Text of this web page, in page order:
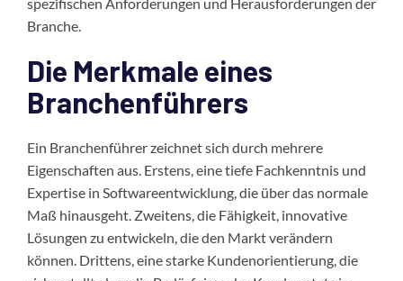
Branche.
Die Merkmale eines
Branchenführers
Ein Branchenführer zeichnet sich durch mehrere
Eigenschaften aus. Erstens, eine tiefe Fachkenntnis und
Expertise in Softwareentwicklung, die über das normale
Maß hinausgeht. Zweitens, die Fähigkeit, innovative
Lösungen zu entwickeln, die den Markt verändern
können. Drittens, eine starke Kundenorientierung, die